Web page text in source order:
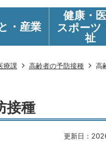
・産業
健康・
スポーツ
祉
療課 高齢者の予防接種 高
接種
更新日：